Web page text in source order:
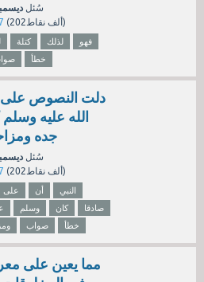
سُئل ديسمبر 23،
( 202ألفنقاط)
كتلة لذلك
فهو
خطأ
دلت النصوص على
الله عليه
جده
سُئل ديسمبر 24،
( 202ألفنقاط)
على أن
النبي
وسلم كان
صادقا
صواب خطأ
مما يعين على